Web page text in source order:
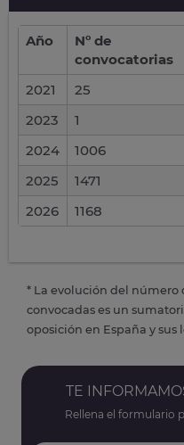
Año
Nº de
convocatorias
2021
25
2023
1
2024
1006
2025
1471
2026
1168
* La evolución del número
convocadas es un
oposición en España y sus
TE
Rellena el formulario